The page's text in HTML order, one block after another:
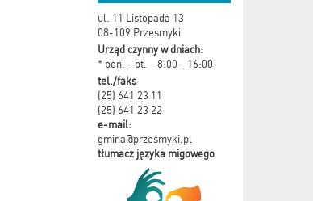
ul. 11 Listopada 13
08-109 Przesmyki
Urząd czynny w dniach:
* pon. - pt. – 8:00 - 16:00
tel./faks
(25) 641 23 11
(25) 641 23 22
e-mail:
gmina@przesmyki.pl
tłumacz języka migowego